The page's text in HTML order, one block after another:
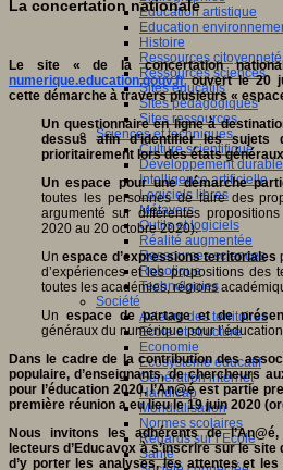
Education artistique
Education
Histoire
Ressources citoyenneté
Ressources sciences
Sites éducatifs
Sites pédagogiques
Sites ressources
Sciences et techniques
Culture scientifique
Développement durable
Intelligence artificielle
Logiciels libres
Métavers
Outils et logiciels
Réalité augmentée
Ressources sciences
Robotique
Technologies
Société
Acteurs des territoires
Ecole et structure
Economie
Ecosystème éducatif
Génération internet
Handicap
Mondialisation
Normes scolaires
Regards sur l’Ecole
Santé
La concertation nationale
Le site « de la concertation
numerique.education.gouv.frouvert le 20
cette démarche à travers plusieurs «
Un questionnaire en ligne à
dessus afin d’identifier les sujets
prioritairement lors des états
Un espace pour une démarche
toutes les personnes de faire des
argumenté sur différentes
2020 au 20 octobre 2020).
Unespace d’expressions territoriales
d’expériences et les propositions des
toutes les académies, régions
Un espace de partage et de
généraux du numérique pour
Dans le cadre de la contribution des
populaire, d’enseignants, de chercheurs
pour l’éducation 2020, l’An@é est partie
première réunion a eu lieu le 19 juin 2020
Nous invitons les adhérents de
lecteurs d’Educavox à s’inscrire sur le
d’y porter les analyses, les attentes et